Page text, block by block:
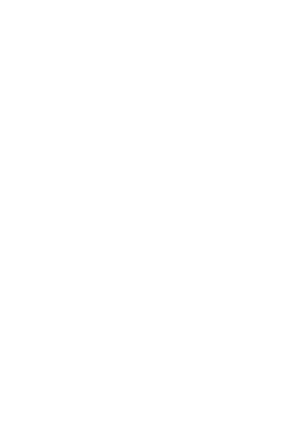
— это не просто
мы готовы
создавая новое из
и заботясь о
м.
аккумуляторы
порождая
их безопасной
может
трагедией. Мы
доверить эту задачу